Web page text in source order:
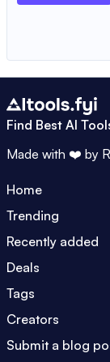
Find Best AI
Made with ❤️ by
Home
Trending
Recently added
Deals
Tags
Creators
Submit a blog